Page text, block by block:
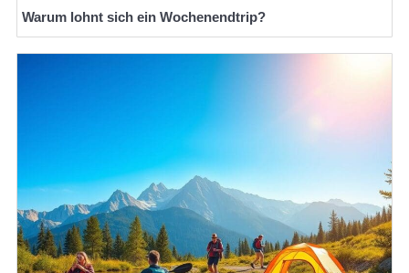
Warum lohnt sich ein Wochenendtrip?